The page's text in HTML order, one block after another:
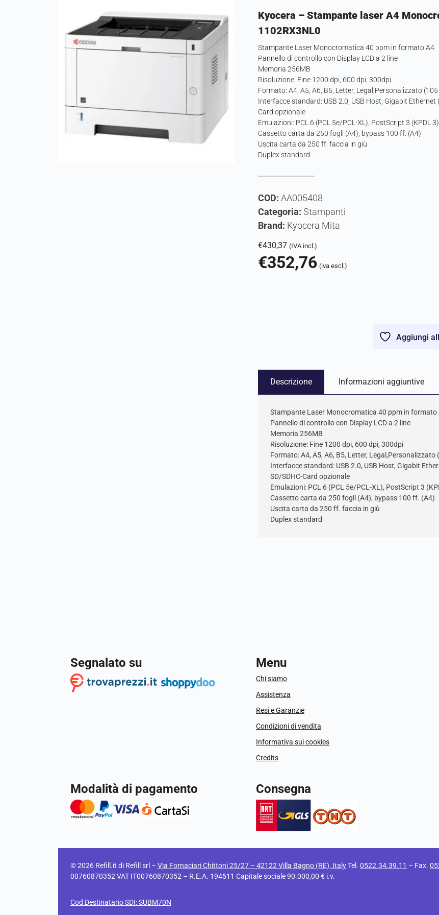
Kyocera – Stampante laser A4
1102RX3NL0
Stampante Laser Monocromatica 40 ppm in formato A4
Pannello di controllo con Display LCD a 2 line
Memoria 256MB
Risoluzione: Fine 1200 dpi, 600 dpi, 300dpi
Formato: A4, A5, A6, B5, Letter, Legal,Personalizzato
Interfacce standard: USB 2.0, USB Host, Gigabit
Card opzionale
Emulazioni: PCL 6 (PCL 5e/PCL-XL), PostScript 3 (KPDL
Cassetto carta da 250 fogli (A4), bypass 100 ff. (A4)
Uscita carta da 250 ff. faccia in giù
Duplex standard
COD:AA005408
Categoria:Stampanti
Brand: Kyocera Mita
€430,37 (IVA incl.)
€352,76 (iva escl.)
Aggiungi
Descrizione Informazioni aggiuntive
Stampante Laser Monocromatica 40 ppm in formato
Pannello di controllo con Display LCD a 2 line
Memoria 256MB
Risoluzione: Fine 1200 dpi, 600 dpi, 300dpi
Formato: A4, A5, A6, B5, Letter,
Interfacce standard: USB 2.0, USB Host, Gigabit
SD/SDHC-Card opzionale
Emulazioni: PCL 6 (PCL 5e/PCL-XL), PostScript 3
Cassetto carta da 250 fogli (A4), bypass 100 ff. (A4)
Uscita carta da 250 ff. faccia in giù
Duplex standard
Segnalato su Menu
Chi siamo
Assistenza
Resi e Garanzie
Condizioni di vendita
Informativa sui cookies
Credits
Modalità di pagamento Consegna
© 2026 Refill.it di Refill srl – Via Fornaciari Chittoni 25/27 – 42122 Villa Bagno (RE), ItalyTel. 0522.34.39.11 – Fax.
00760870352 VAT IT00760870352 – R.E.A. 194511 Capitale sociale 90.000,00 € i.v.
Cod Destinatario SDI: SUBM70N